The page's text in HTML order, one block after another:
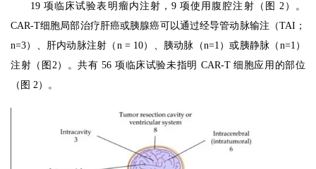
19 项临床试验表明瘤内注射，9 项使用腹腔注射（图 2）。
CAR-T细胞局部治疗肝癌或胰腺癌可以通过经导管动脉输注（TAI；
n=3）、肝内动脉注射（n = 10）、胰动脉（n=1）或胰静脉（n=1）
注射（图2）。共有 56 项临床试验未指明 CAR-T 细胞应用的部位
（图 2）。